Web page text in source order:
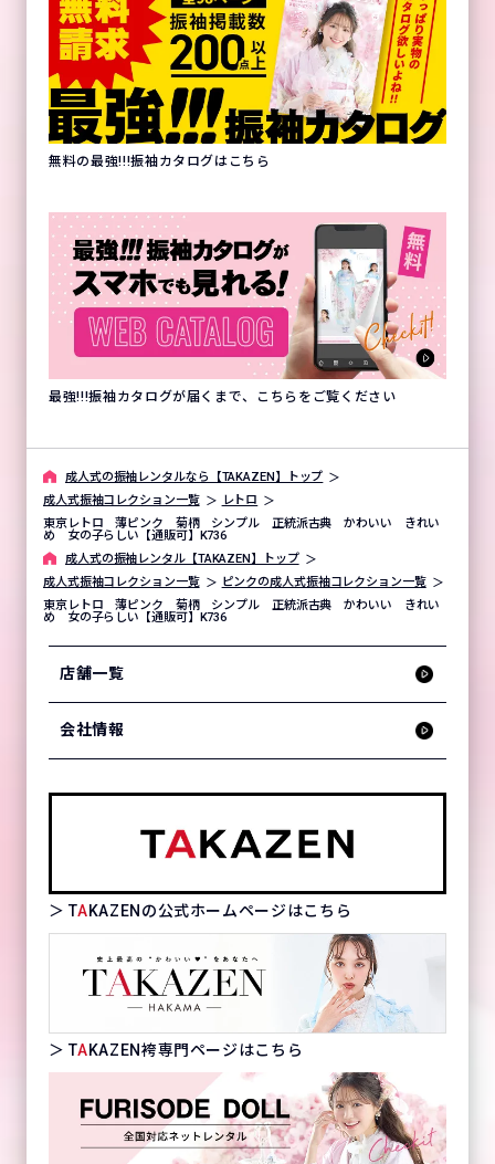
無料の最強!!!振袖カタログはこちら
最強!!!振袖カタログが届くまで、こちらをご覧ください
成⼈式の振袖レンタルなら【TAKAZEN】トップ
成人式振袖コレクション一覧
レトロ
東京レトロ 薄ピンク 菊柄 シンプル 正統派古典 かわいい きれい
め 女の子らしい【通販可】K736
成⼈式の振袖レンタル【TAKAZEN】トップ
成人式振袖コレクション一覧
ピンクの成人式振袖コレクション一覧
東京レトロ 薄ピンク 菊柄 シンプル 正統派古典 かわいい きれい
め 女の子らしい【通販可】K736
店舗一覧
会社情報
＞ TAKAZENの公式ホームページはこちら
＞ TAKAZEN袴専門ページはこちら